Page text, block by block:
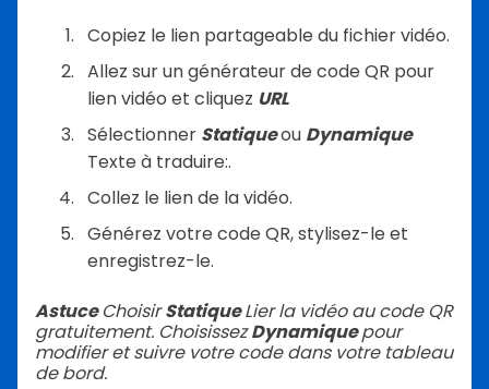
Copiez le lien partageable du fichier vidéo.
Allez sur un générateur de code QR pour
lien vidéo et cliquez URL
Sélectionner Statiqueou Dynamique
Texte à traduire:.
Collez le lien de la vidéo.
Générez votre code QR, stylisez-le et
enregistrez-le.
AstuceChoisirStatiqueLier la vidéo au code QR
gratuitement. ChoisissezDynamiquepour
modifier et suivre votre code dans votre tableau
de bord.